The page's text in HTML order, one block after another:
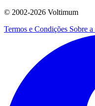
© 2002-2026 Voltimum
Termos e Condições Sobre